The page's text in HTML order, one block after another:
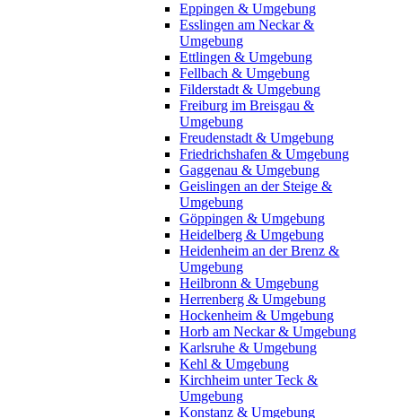
Eppingen & Umgebung
Esslingen am Neckar &
Umgebung
Ettlingen & Umgebung
Fellbach & Umgebung
Filderstadt & Umgebung
Freiburg im Breisgau &
Umgebung
Freudenstadt & Umgebung
Friedrichshafen & Umgebung
Gaggenau & Umgebung
Geislingen an der Steige &
Umgebung
Göppingen & Umgebung
Heidelberg & Umgebung
Heidenheim an der Brenz &
Umgebung
Heilbronn & Umgebung
Herrenberg & Umgebung
Hockenheim & Umgebung
Horb am Neckar & Umgebung
Karlsruhe & Umgebung
Kehl & Umgebung
Kirchheim unter Teck &
Umgebung
Konstanz & Umgebung